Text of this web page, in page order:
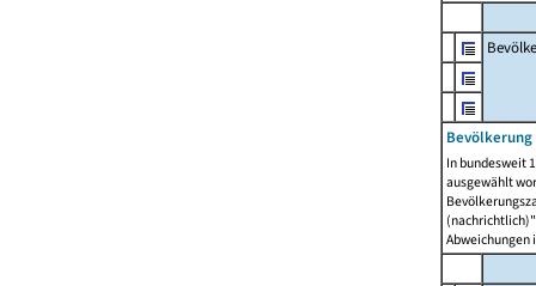
In bundesweit
ausgewählt
Abweichungen